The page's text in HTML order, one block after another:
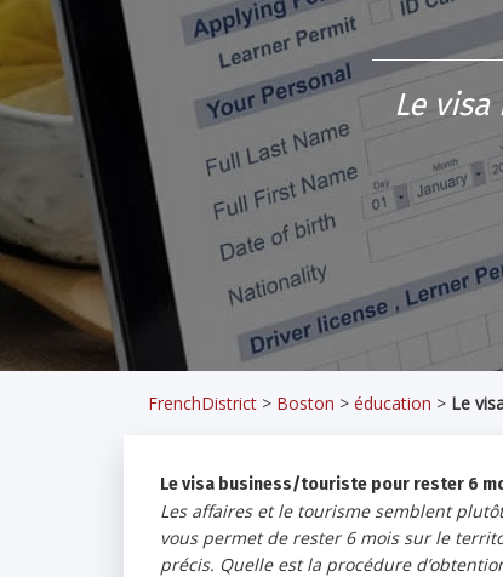
Le
FrenchDistrict > Boston > éducation > Le
Le visa business/touriste pour rester 6
Les affaires et le tourisme semblent
vous permet de rester 6 mois sur le
précis. Quelle est la procédure